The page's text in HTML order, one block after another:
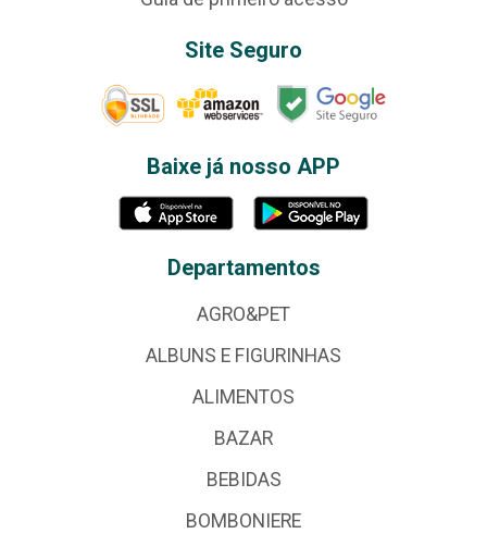
Site Seguro
Baixe já nosso APP
Departamentos
AGRO&PET
ALBUNS E FIGURINHAS
ALIMENTOS
BAZAR
BEBIDAS
BOMBONIERE